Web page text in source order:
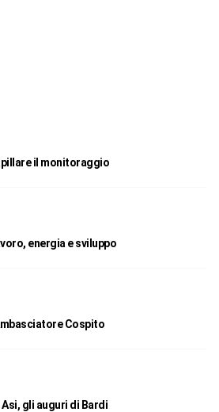
il monitoraggio
energia e sviluppo
Cospito
gli auguri di Bardi